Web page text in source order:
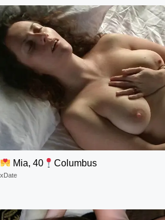
Mia, 40 Columbus
xDate